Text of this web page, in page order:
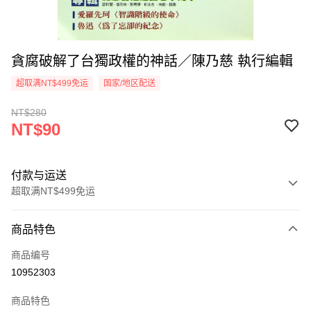
貪腐破解了台獨政權的神話／陳乃慈 執行編輯
超取满NT$499免运 国家/地区配送
NT$280
NT$90
付款与运送
超取满NT$499免运
信用卡一次付款
超商取货付款
商品特色
商品编号
10952303
商品特色